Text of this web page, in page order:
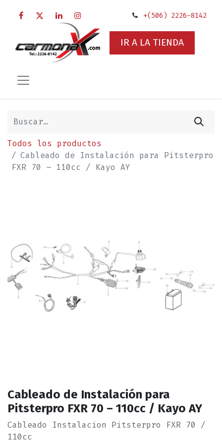
+(506) 2226-8142
IR A LA TIENDA
Todos los productos
Cableado de Instalación para Pitsterpro
FXR 70 – 110cc / Kayo AY
Cableado de Instalación para
Pitsterpro FXR 70 – 110cc / Kayo AY
Cableado Instalacion Pitsterpro FXR 70 /
110cc